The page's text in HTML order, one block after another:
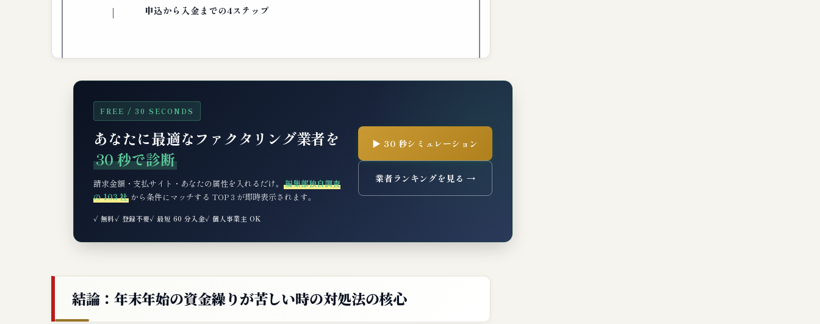
申込から入金までの4ステップ
FREE / 30 SECONDS
あなたに最適なファクタリング業者を
30 秒で診断
請求金額・支払サイト・あなたの属性を入れるだけ。 編集部独自調査
の 103 社 から条件にマッチする TOP 3 が即時表示されます。
✓ 無料✓ 登録不要✓ 最短 60 分入金✓ 個人事業主 OK
▶ 30 秒シミュレーション
業者ランキングを見る →
結論：年末年始の資金繰りが苦しい時の対処法の核心